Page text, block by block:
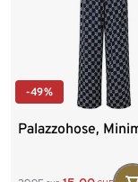
-49%
Palazzohose,